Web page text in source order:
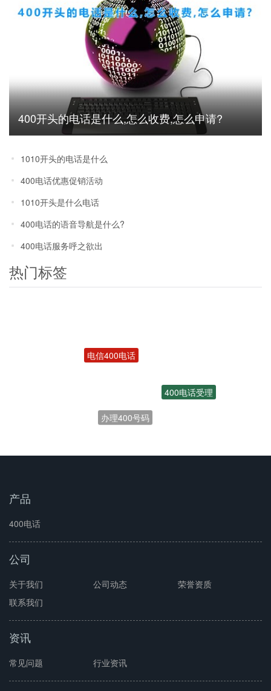
400开头的电话是什么,怎么收费,怎么申请?
1010开头的电话是什么
400电话优惠促销活动
1010开头是什么电话
400电话的语音导航是什么?
400电话服务呼之欲出
热门标签
400电话受理
产品
400电话
公司
关于我们 公司动态
荣誉资质
联系我们
资讯
常见问题 行业资讯